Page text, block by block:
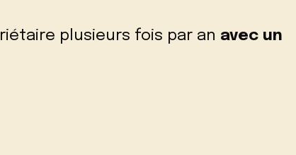
plusieurs fois par an avec un